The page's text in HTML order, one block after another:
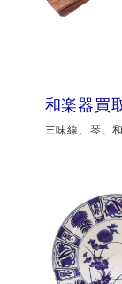
和楽器買
三味線、琴、